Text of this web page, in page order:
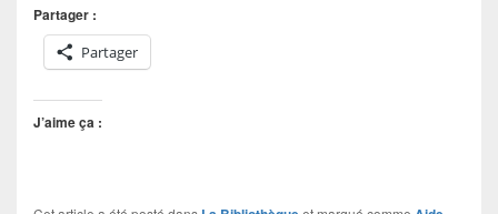
Partager :
Partager
J’aime ça :